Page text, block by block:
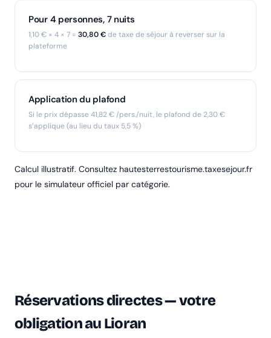
Pour 4 personnes, 7 nuits
1,10 € × 4 × 7 = 30,80 €de taxe de séjour à reverser sur la
plateforme
Application du plafond
Si le prix dépasse 41,82 € /pers./nuit, le plafond de 2,30 €
s’applique (au lieu du taux 5,5 %)
Calcul illustratif. Consultez hautesterrestourisme.taxesejour.fr
pour le simulateur officiel par catégorie.
Réservations directes — votre
obligation au Lioran